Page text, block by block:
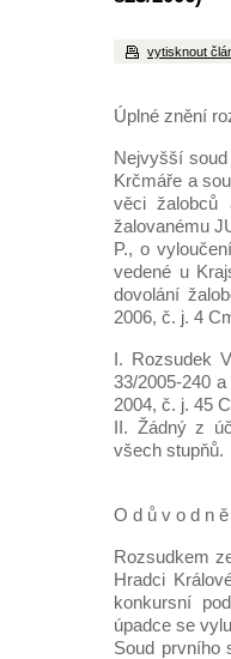
vytisknout
Úplné znění
Nejvyšší
Krčmáře a
věci žalobců
žalovanému
P., o
vedené u
dovolání
2006, č. j. 4
I. Rozsudek
33/2005-240
2004, č. j. 45
II. Žádný z
všech stupňů.
O d ů v o d n
Rozsudkem
Hradci
konkursní
úpadce se
Soud prvního